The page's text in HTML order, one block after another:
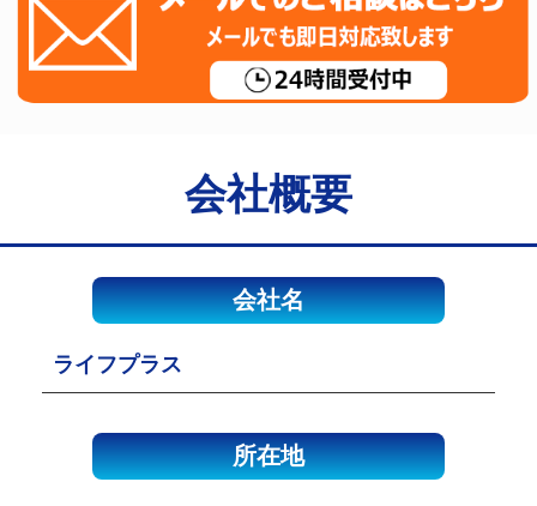
会社概要
会社名
ライフプラス
所在地